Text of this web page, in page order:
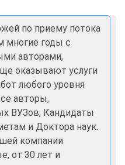
по приему потока
многие годы с
авторами,
оказывают услуги
любого уровня
авторы,
ВУЗов, Кандидаты
и Доктора наук.
компании
от 30 лет и